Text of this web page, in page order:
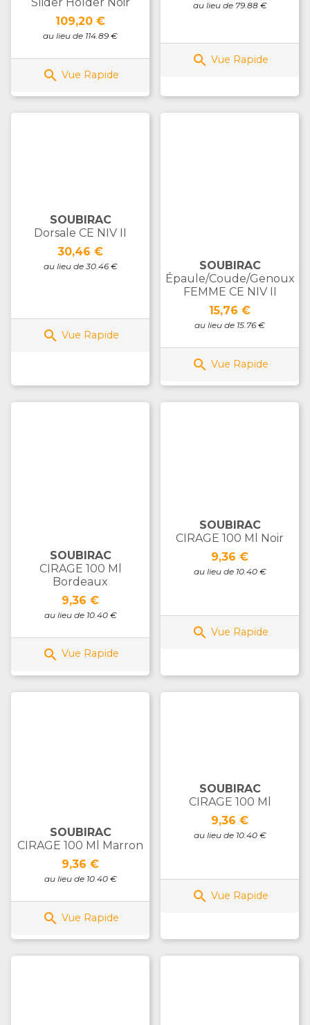
Prix
109,20 €
au lieu de 114.89 €
 Vue Rapide
au lieu de 79.88 €
 Vue Rapide
SOUBIRAC
Dorsale CE NIV II
Prix
30,46 €
au lieu de 30.46 €
 Vue Rapide
SOUBIRAC
Épaule/coude/genoux
FEMME CE NIV II
Prix
15,76 €
au lieu de 15.76 €
 Vue Rapide
SOUBIRAC
CIRAGE 100 Ml
Bordeaux
Prix
9,36 €
au lieu de 10.40 €
 Vue Rapide
SOUBIRAC
CIRAGE 100 Ml Noir
Prix
9,36 €
au lieu de 10.40 €
 Vue Rapide
SOUBIRAC
CIRAGE 100 Ml Marron
Prix
9,36 €
au lieu de 10.40 €
 Vue Rapide
SOUBIRAC
CIRAGE 100 Ml
Prix
9,36 €
au lieu de 10.40 €
 Vue Rapide